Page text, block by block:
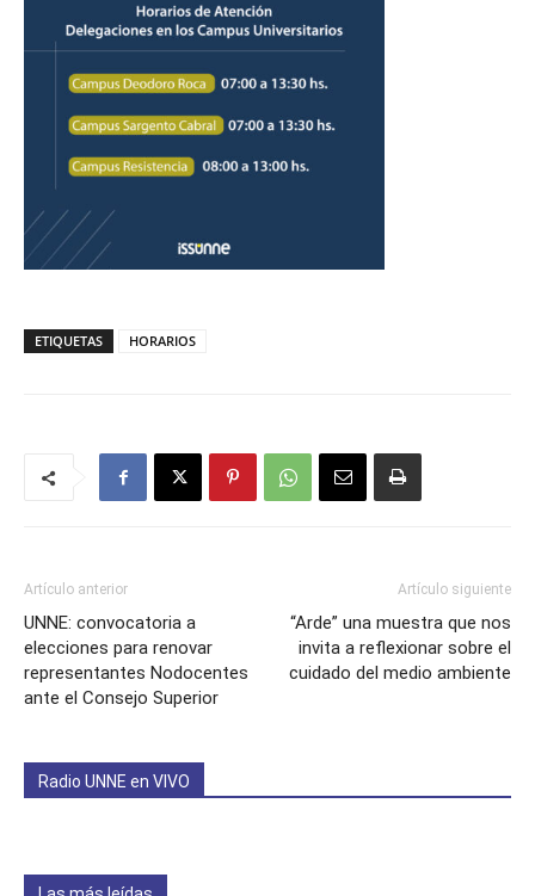
ETIQUETAS HORARIOS
Artículo anterior
UNNE: convocatoria a
elecciones para renovar
representantes Nodocentes
ante el Consejo Superior
Artículo siguiente
“Arde” una muestra que nos
invita a reflexionar sobre el
cuidado del medio ambiente
Radio UNNE en VIVO